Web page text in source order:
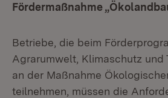
Fördermaßnahme
Betriebe, die beim
Agrarumwelt, Klimaschutz und
an der Maßnahme
teilnehmen, müssen die